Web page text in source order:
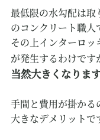
最低限の水勾配は
のコンクリート職人
その上インターロ
が発生するわけです
当然大きくなります
手間と費用が掛かる
大きなデメリットで